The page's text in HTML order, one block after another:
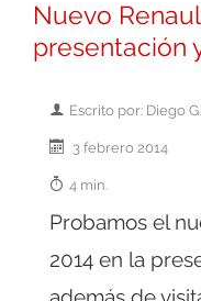
Nuevo
presentación
Escrito por: Diego
3 febrero 2014
4 min.
Probamos el
2014 en la